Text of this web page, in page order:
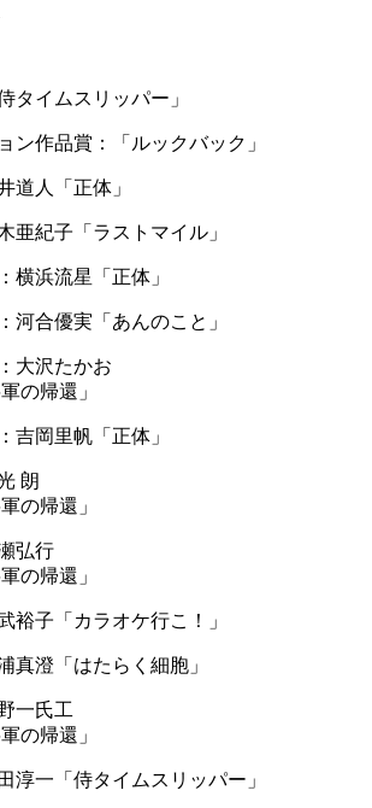
タイムスリッパー」
ン作品賞：「ルックバック」
道人「正体」
亜紀子「ラストマイル」
横浜流星「正体」
河合優実「あんのこと」
大沢たかお
の帰還」
吉岡里帆「正体」
朗
の帰還」
弘行
の帰還」
裕子「カラオケ行こ！」
真澄「はたらく細胞」
一氏工
の帰還」
淳一「侍タイムスリッパー」